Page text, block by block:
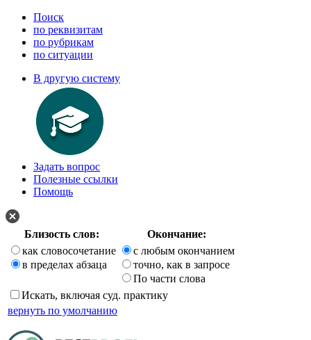
Поиск
по реквизитам
по рубрикам
по ситуации
В другую систему
Задать вопрос
Полезные ссылки
Помощь
Близость слов:
Окончание:
как словосочетание
в пределах абзаца
с любым окончанием
точно, как в запросе
По части слова
Искать, включая суд. практику
вернуть по умолчанию